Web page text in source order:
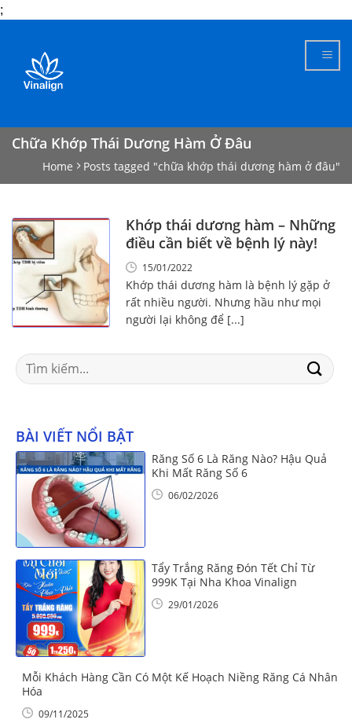
;
content
Chữa Khớp Thái Dương Hàm Ở Đâu
Home Posts tagged "chữa khớp thái dương hàm ở đâu"
Khớp thái dương hàm – Những
điều cần biết về bệnh lý này!
15/01/2022
Khớp thái dương hàm là bệnh lý gặp ở
rất nhiều người. Nhưng hầu như mọi
người lại không để [...]
Search
for:
BÀI VIẾT NỔI BẬT
Răng Số 6 Là Răng Nào? Hậu Quả
Khi Mất Răng Số 6
06/02/2026
Tẩy Trắng Răng Đón Tết Chỉ Từ
999K Tại Nha Khoa Vinalign
29/01/2026
Mỗi Khách Hàng Cần Có Một Kế Hoạch Niềng Răng Cá Nhân
Hóa
09/11/2025